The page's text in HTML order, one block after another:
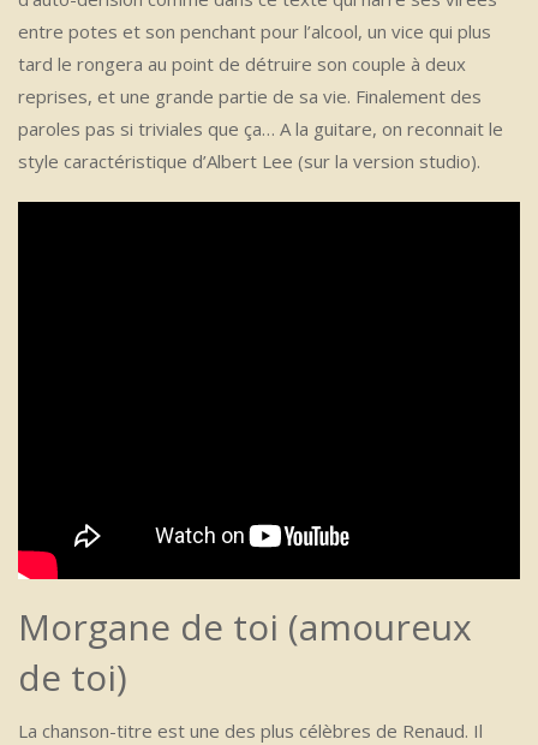
entre potes et son penchant pour l’alcool, un vice qui plus
tard le rongera au point de détruire son couple à deux
reprises, et une grande partie de sa vie. Finalement des
paroles pas si triviales que ça… A la guitare, on reconnait le
style caractéristique d’Albert Lee (sur la version studio).
Morgane de toi (amoureux
de toi)
La chanson-titre est une des plus célèbres de Renaud. Il